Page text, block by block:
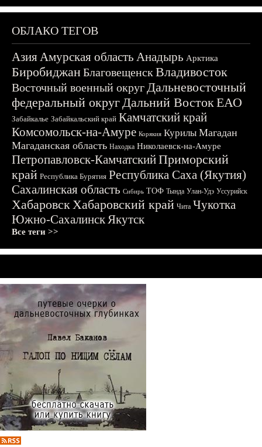
ОБЛАКО ТЕГОВ
АзияАмурская область Анадырь Арктика
БиробиджанБлаговещенскВладивосток
Восточный военный округДальневосточный
федеральный округДальний ВостокЕАО
Забайкалье Забайкальский край Камчатский край
Комсомольск-на-Амуре Корякия Курилы Магадан
Магаданская область Находка Николаевск-на-Амуре
Петропавловск-КамчатскийПриморский
край Республика Бурятия Республика Саха (Якутия)
Сахалинская область Сибирь ТОФ Тында Улан-Удэ Уссурийск
ХабаровскХабаровский край Чита Чукотка
Южно-СахалинскЯкутск
Все теги >>